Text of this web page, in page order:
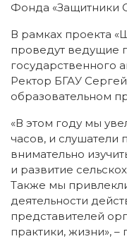
Фонда «Защитники
В рамках проекта
проведут ведущие
государственного
Ректор БГАУ
образовательном
«В этом году мы
часов, и слушатели
внимательно
и развитие
Также мы
деятельности
представителей
практики, жизни», –